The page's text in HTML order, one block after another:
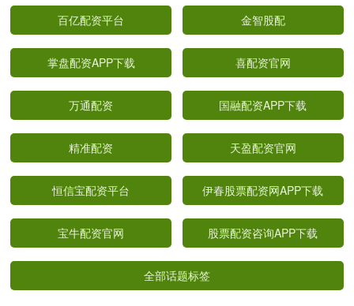
百亿配资平台 金智股配
掌盘配资APP下载 喜配资官网
万通配资 国融配资APP下载
精准配资 天盈配资官网
恒信宝配资平台 伊春股票配资网APP下载
宝牛配资官网 股票配资咨询APP下载
全部话题标签